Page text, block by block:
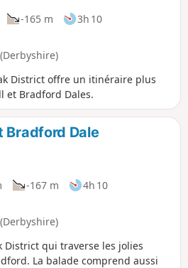
-165 m
3h 10
District offre un itinéraire plus
et Bradford Dales.
Bradford Dale
-167 m
4h 10
District qui traverse les jolies
La balade comprend aussi